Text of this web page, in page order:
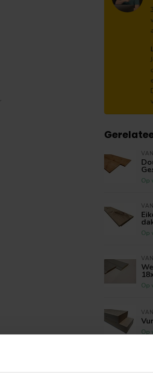
.
Op
Op
Op
Op